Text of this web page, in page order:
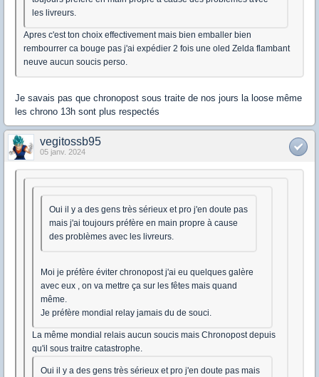
les livreurs.
Apres c'est ton choix effectivement mais bien emballer bien
rembourrer ca bouge pas j'ai expédier 2 fois une oled Zelda flambant
neuve aucun soucis perso.
Je savais pas que chronopost sous traite de nos jours la loose même
les chrono 13h sont plus respectés
vegitossb95
05 janv. 2024
Oui il y a des gens très sérieux et pro j'en doute pas
mais j'ai toujours préfère en main propre à cause
des problèmes avec les livreurs.
Moi je préfère éviter chronopost j'ai eu quelques galère
avec eux , on va mettre ça sur les fêtes mais quand
même.
Je préfère mondial relay jamais du de souci.
La même mondial relais aucun soucis mais Chronopost depuis
qu'il sous traitre catastrophe.
Oui il y a des gens très sérieux et pro j'en doute pas mais